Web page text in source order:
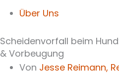
Über Uns
Scheidenvorfall beim
& Vorbeugung
Von Jesse Reimann,